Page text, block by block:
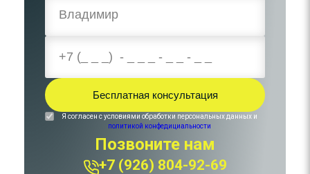
Я согласен с условиями обработки персональных данных и
политикой конфедициальности
Позвоните нам
+7 (926) 804-92-69